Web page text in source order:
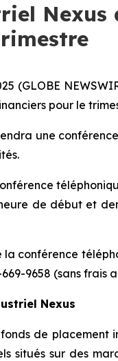
Nexus
(GLOBE
pour le
une
de début et
la conférence
9658 (sans frais
Nexus
de
situés sur des